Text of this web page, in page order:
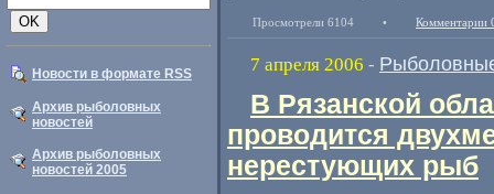
Новости в формате RSS
Архив рыболовных
новостей
Архив рыболовных
новостей 2005
Просмотрели 6104 • Комментарии
7 апреля 2006 -
В Рязанской
проводится
нерестующих рыб